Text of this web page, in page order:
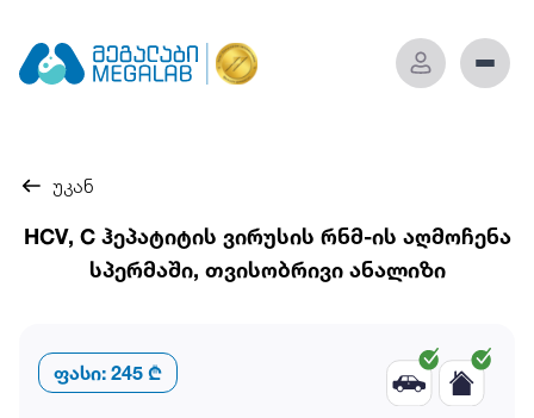
უკან
HCV, C ჰეპატიტის ვირუსის რნმ-ის აღმოჩენა
სპერმაში, თვისობრივი ანალიზი
ფასი: 245 ₾